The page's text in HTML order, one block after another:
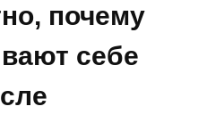
почему
себе